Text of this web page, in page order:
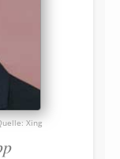
Xing